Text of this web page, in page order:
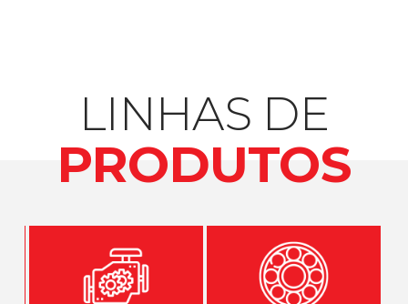
LINHAS DE
PRODUTOS